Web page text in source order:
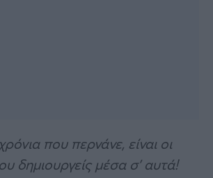
που περνάνε, είναι οι
δημιουργείς μέσα σ’ αυτά!